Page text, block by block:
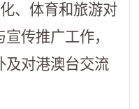
、体育和旅游对
传推广工作，
及对港澳台交流